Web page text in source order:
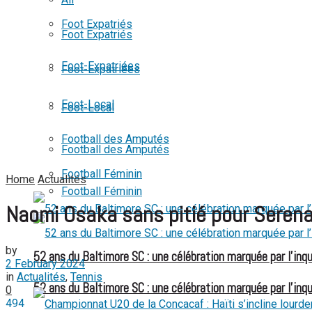
Foot Expatriés
Foot-Expatriées
Foot-Local
Football des Amputés
Football Féminin
52 ans du Baltimore SC : une célébration marquée par
Foot Expatriés
Foot-Expatriées
Foot-Local
Football des Amputés
Football Féminin
52 ans du Baltimore SC : une célébration marquée par
Home Actualités
Naomi Osaka sans pitié pour
by
2 February 2024
in Actualités, Tennis
0
494